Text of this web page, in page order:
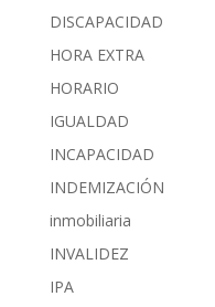
DISCAPACIDAD
HORA EXTRA
HORARIO
IGUALDAD
INCAPACIDAD
INDEMIZACIÓN
inmobiliaria
INVALIDEZ
IPA